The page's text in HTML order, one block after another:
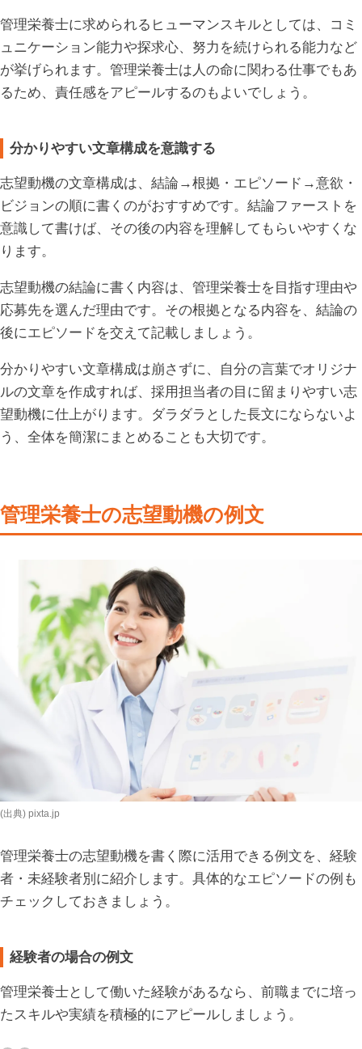
管理栄養士に求められるヒューマンスキルとしては、コミ
ュニケーション能力や探求心、努力を続けられる能力など
が挙げられます。管理栄養士は人の命に関わる仕事でもあ
るため、責任感をアピールするのもよいでしょう。
分かりやすい文章構成を意識する
志望動機の文章構成は、結論→根拠・エピソード→意欲・
ビジョンの順に書くのがおすすめです。結論ファーストを
意識して書けば、その後の内容を理解してもらいやすくな
ります。
志望動機の結論に書く内容は、管理栄養士を目指す理由や
応募先を選んだ理由です。その根拠となる内容を、結論の
後にエピソードを交えて記載しましょう。
分かりやすい文章構成は崩さずに、自分の言葉でオリジナ
ルの文章を作成すれば、採用担当者の目に留まりやすい志
望動機に仕上がります。ダラダラとした長文にならないよ
う、全体を簡潔にまとめることも大切です。
管理栄養士の志望動機の例文
(出典) pixta.jp
管理栄養士の志望動機を書く際に活用できる例文を、経験
者・未経験者別に紹介します。具体的なエピソードの例も
チェックしておきましょう。
経験者の場合の例文
管理栄養士として働いた経験があるなら、前職までに培っ
たスキルや実績を積極的にアピールしましょう。